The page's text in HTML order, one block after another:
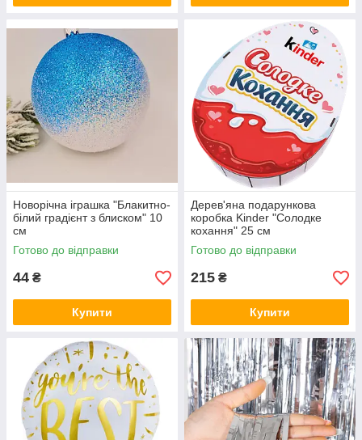
Новорічна іграшка "Блакитно-
білий градієнт з блиском" 10
см
Готово до відправки
44 ₴
Купити
Дерев'яна подарункова
коробка Kinder "Солодке
кохання" 25 см
Готово до відправки
215 ₴
Купити